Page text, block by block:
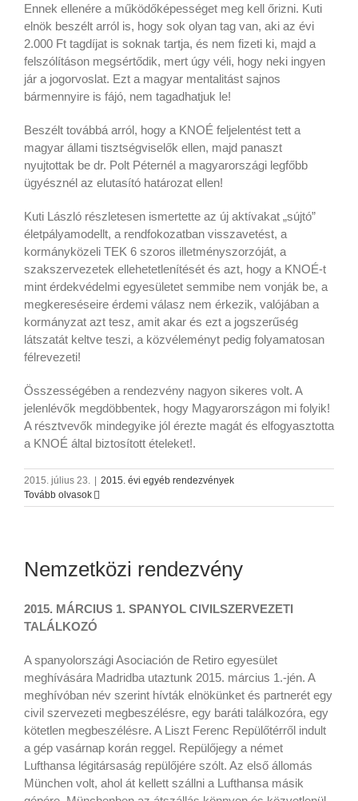
Ennek ellenére a működőképességet meg kell őrizni. Kuti
elnök beszélt arról is, hogy sok olyan tag van, aki az évi
2.000 Ft tagdíjat is soknak tartja, és nem fizeti ki, majd a
felszólításon megsértődik, mert úgy véli, hogy neki ingyen
jár a jogorvoslat. Ezt a magyar mentalitást sajnos
bármennyire is fájó, nem tagadhatjuk le!
Beszélt továbbá arról, hogy a KNOÉ feljelentést tett a
magyar állami tisztségviselők ellen, majd panaszt
nyujtottak be dr. Polt Péternél a magyarországi legfőbb
ügyésznél az elutasító határozat ellen!
Kuti László részletesen ismertette az új aktívakat „sújtó”
életpályamodellt, a rendfokozatban visszavetést, a
kormányközeli TEK 6 szoros illetményszorzóját, a
szakszervezetek ellehetetlenítését és azt, hogy a KNOÉ-t
mint érdekvédelmi egyesületet semmibe nem vonják be, a
megkereséseire érdemi válasz nem érkezik, valójában a
kormányzat azt tesz, amit akar és ezt a jogszerűség
látszatát keltve teszi, a közvéleményt pedig folyamatosan
félrevezeti!
Összességében a rendezvény nagyon sikeres volt. A
jelenlévők megdöbbentek, hogy Magyarországon mi folyik!
A résztvevők mindegyike jól érezte magát és elfogyasztotta
a KNOÉ által biztosított ételeket!.
2015. július 23.
2015. évi egyéb rendezvények
Tovább olvasok
Nemzetközi rendezvény
2015. MÁRCIUS 1. SPANYOL CIVILSZERVEZETI
TALÁLKOZÓ
A spanyolországi Asociación de Retiro egyesület
meghívására Madridba utaztunk 2015. március 1.-jén. A
meghívóban név szerint hívták elnökünket és partnerét egy
civil szervezeti megbeszélésre, egy baráti találkozóra, egy
kötetlen megbeszélésre. A Liszt Ferenc Repülőtérről indult
a gép vasárnap korán reggel. Repülőjegy a német
Lufthansa légitársaság repülőjére szólt. Az első állomás
München volt, ahol át kellett szállni a Lufthansa másik